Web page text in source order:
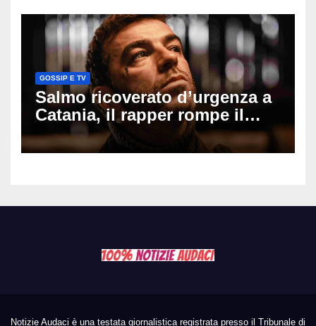
GOSSIP E TV
Salmo ricoverato d’urgenza a
Catania, il rapper rompe il
silenzio dopo la notte in
ospedale: come sta e cosa
Notizie Audaci è una testata giornalistica registrata presso il Tribunale di